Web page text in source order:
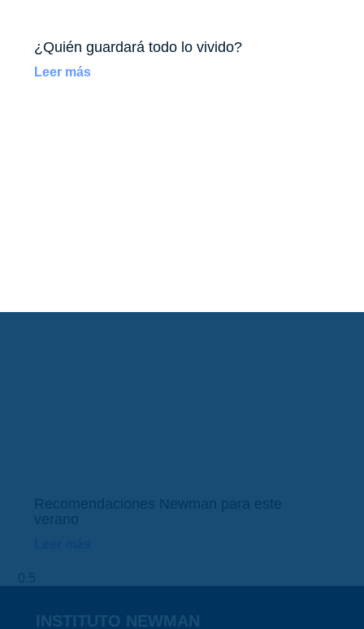
¿Quién guardará todo lo vivido?
Leer más
Recomendaciones Newman para este
verano
INSTITUTO NEWMAN